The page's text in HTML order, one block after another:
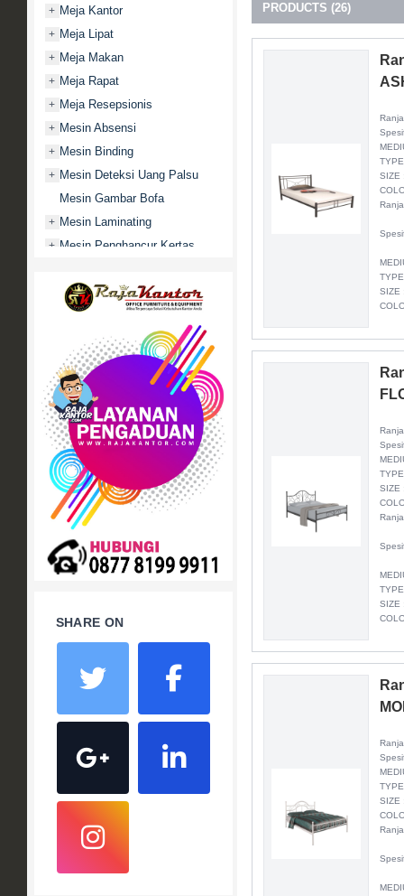
+ Meja Kantor
+ Meja Lipat
+ Meja Makan
+ Meja Rapat
+ Meja Resepsionis
+ Mesin Absensi
+ Mesin Binding
+ Mesin Deteksi Uang Palsu
Mesin Gambar Bofa
+ Mesin Laminating
+ Mesin Penghancur Kertas
Mobile File / Roll O Pack
Movitex
Paper Cutter
Partisi Kantor
Promo
+ Rak Serbaguna
+ Ranjang Besi
+ Sofa Kantor
+ Springbed
White Board / Papan Tulis
SHARE ON
PRODUCTS (26)
SIZE
SIZE
SIZE
SIZE
SIZE